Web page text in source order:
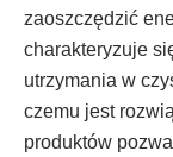
zaoszczędzić
charakteryzuje
utrzymania w
czemu jest
produktów